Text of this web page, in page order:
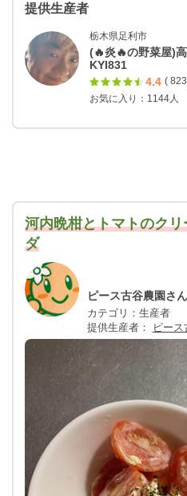
提供生産者
栃木県足利市
(🔥炎🔥の野菜屋)
KYI831
4.4 (
お気に入り：1144人
河内晩柑とトマトのク
ダ
ピース古谷農園さ
カテゴリ：生産者
提供生産者：
ピース